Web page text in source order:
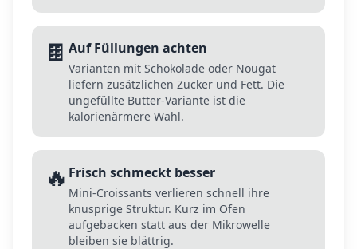
🍫 Auf Füllungen achten
Varianten mit Schokolade oder Nougat
liefern zusätzlichen Zucker und Fett. Die
ungefüllte Butter-Variante ist die
kalorienärmere Wahl.
🔥 Frisch schmeckt besser
Mini-Croissants verlieren schnell ihre
knusprige Struktur. Kurz im Ofen
aufgebacken statt aus der Mikrowelle
bleiben sie blättrig.